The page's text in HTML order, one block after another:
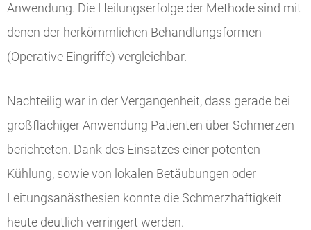
Anwendung. Die Heilungserfolge der Methode sind mit
denen der herkömmlichen Behandlungsformen
(Operative Eingriffe) vergleichbar.
Nachteilig war in der Vergangenheit, dass gerade bei
großflächiger Anwendung Patienten über Schmerzen
berichteten. Dank des Einsatzes einer potenten
Kühlung, sowie von lokalen Betäubungen oder
Leitungsanästhesien konnte die Schmerzhaftigkeit
heute deutlich verringert werden.